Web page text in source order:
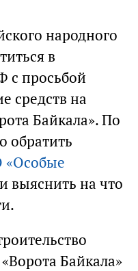
народного
в
с просьбой
средств на
Байкала». По
обратить
«Особые
выяснить на что
Байкала»